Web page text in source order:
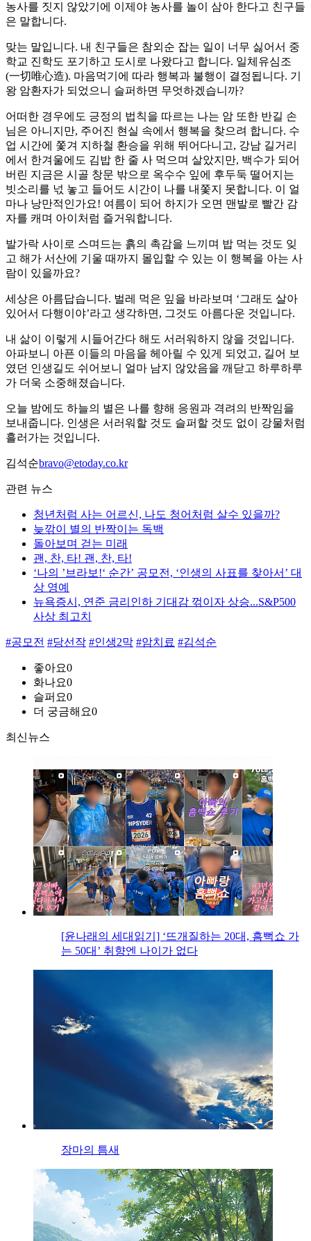
농사를 짓지 않았기에 이제야 농사를 놀이 삼아 한다고 친구들
은 말합니다.
맞는 말입니다. 내 친구들은 참외순 잡는 일이 너무 싫어서 중
학교 진학도 포기하고 도시로 나왔다고 합니다. 일체유심조
(一切唯心造). 마음먹기에 따라 행복과 불행이 결정됩니다. 기
왕 암환자가 되었으니 슬퍼하면 무엇하겠습니까?
어떠한 경우에도 긍정의 법칙을 따르는 나는 암 또한 반길 손
님은 아니지만, 주어진 현실 속에서 행복을 찾으려 합니다. 수
업 시간에 쫓겨 지하철 환승을 위해 뛰어다니고, 강남 길거리
에서 한겨울에도 김밥 한 줄 사 먹으며 살았지만, 백수가 되어
버린 지금은 시골 창문 밖으로 옥수수 잎에 후두둑 떨어지는
빗소리를 넋 놓고 들어도 시간이 나를 내쫓지 못합니다. 이 얼
마나 낭만적인가요! 여름이 되어 하지가 오면 맨발로 빨간 감
자를 캐며 아이처럼 즐거워합니다.
발가락 사이로 스며드는 흙의 촉감을 느끼며 밥 먹는 것도 잊
고 해가 서산에 기울 때까지 몰입할 수 있는 이 행복을 아는 사
람이 있을까요?
세상은 아름답습니다. 벌레 먹은 잎을 바라보며 ‘그래도 살아
있어서 다행이야’라고 생각하면, 그것도 아름다운 것입니다.
내 삶이 이렇게 시들어간다 해도 서러워하지 않을 것입니다.
아파보니 아픈 이들의 마음을 헤아릴 수 있게 되었고, 길어 보
였던 인생길도 쉬어보니 얼마 남지 않았음을 깨닫고 하루하루
가 더욱 소중해졌습니다.
오늘 밤에도 하늘의 별은 나를 향해 응원과 격려의 반짝임을
보내줍니다. 인생은 서러워할 것도 슬퍼할 것도 없이 강물처럼
흘러가는 것입니다.
김석순bravo@etoday.co.kr
관련 뉴스
청년처럼 사는 어르신, 나도 청어처럼 살수 있을까?
늦깎이 별의 반짝이는 독백
돌아보며 걷는 미래
괜, 찬, 타! 괜, 찬, 타!
‘나의 ’브라보!‘ 순간’ 공모전, ‘인생의 사표를 찾아서’ 대
상 영예
뉴욕증시, 연준 금리인하 기대감 꺾이자 상승...S&P500
사상 최고치
#공모전 #당선작 #인생2막 #암치료 #김석순
좋아요0
화나요0
슬퍼요0
더 궁금해요0
최신뉴스
[윤나래의 세대읽기] ‘뜨개질하는 20대, 흠뻑쇼 가
는 50대’ 취향엔 나이가 없다
장마의 틈새